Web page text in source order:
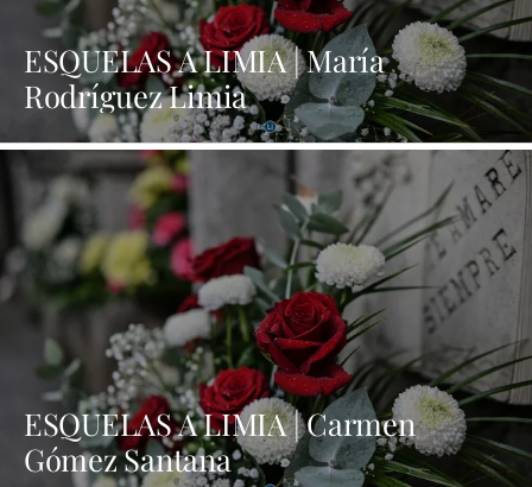
ESQUELAS A LIMIA | María
Rodríguez Limia
ESQUELAS A LIMIA | Carmen
Gómez Santana